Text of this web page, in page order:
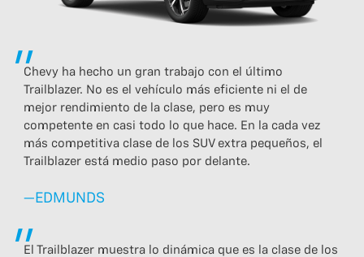
Chevy ha hecho un gran trabajo con el último
Trailblazer. No es el vehículo más eficiente ni el de
mejor rendimiento de la clase, pero es muy
competente en casi todo lo que hace. En la cada vez
más competitiva clase de los SUV extra pequeños, el
Trailblazer está medio paso por delante.
—EDMUNDS
El Trailblazer muestra lo dinámica que es la clase de los